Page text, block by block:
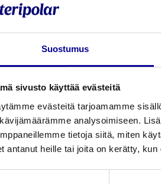
Suostumus
sivusto käyttää evästeitä
evästeitä tarjoamamme
analysoimiseen.
tietoja siitä, miten
antanut heille tai joita on kerätty,